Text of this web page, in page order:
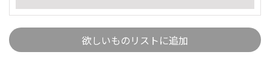
欲しいものリストに追加